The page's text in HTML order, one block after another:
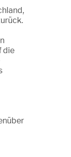
die